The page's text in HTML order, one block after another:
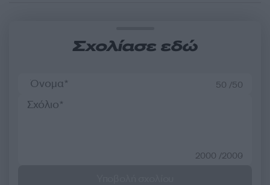
Σχολίασε εδώ
50 /50
2000 /2000